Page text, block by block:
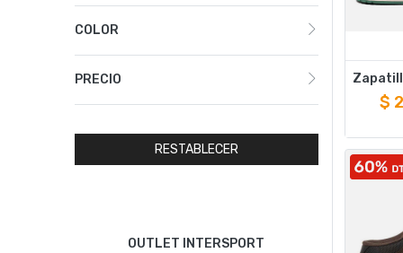
COLOR
PRECIO
RESTABLECER
OUTLET INTERSPORT
$